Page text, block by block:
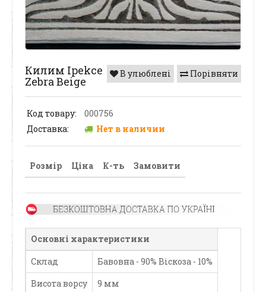
Порівняти
В улюблені
Килим Ipekce
Zebra Beige
Код товару:
000756
Доставка:
Нет в наличии
Розмір Ціна К-ть Замовити
Основні характеристики
Склад
Бавовна - 90% Віскоза - 10%
Висота ворсу
9 мм